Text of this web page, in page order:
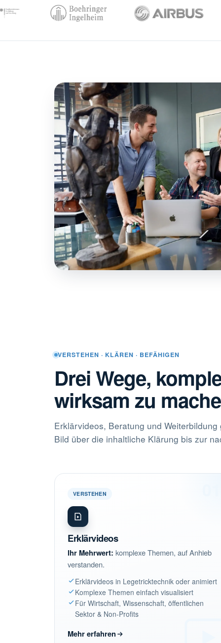
VERSTEHEN · KLÄREN · BEFÄHIGEN
Drei Wege,
wirksam zu
Erklärvideos, Beratung und
Bild über die inhaltliche Klärung bis zur
VERSTEHEN
Erklärvideos
Ihr Mehrwert: komplexe Themen, auf Anhieb
verstanden.
Erklärvideos in Legetricktechnik oder animiert
Komplexe Themen einfach visualisiert
Für Wirtschaft, Wissenschaft, öffentlichen
Sektor & Non-Profits
Mehr erfahren